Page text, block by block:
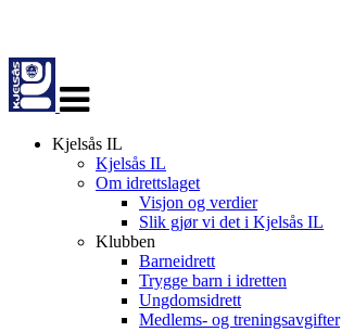
navigasjon
Kjelsås IL
Kjelsås IL
Om idrettslaget
Visjon og verdier
Slik gjør vi det i Kjelsås IL
Klubben
Barneidrett
Trygge barn i idretten
Ungdomsidrett
Medlems- og treningsavgifter